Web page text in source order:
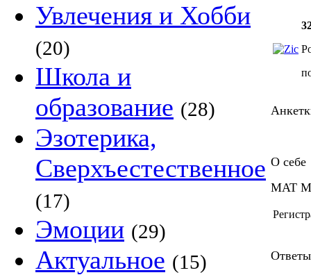
Увлечения и Хобби
(20)
Школа и
образование (28)
Эзотерика,
Сверхъестественное
(17)
Эмоции (29)
Актуальное (15)
О себе
МАТ